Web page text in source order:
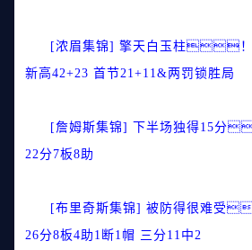
[浓眉集锦] 擎天白玉柱！
新高42+23 首节21+11&两罚锁胜局
[詹姆斯集锦] 下半场独得15分
22分7板8助
[布里奇斯集锦] 被防得很难受
26分8板4助1断1帽 三分11中2